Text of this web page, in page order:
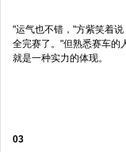
"运气也不错，"方紫笑着
全完赛了。"但熟悉赛车的
就是一种实力的体现。
03